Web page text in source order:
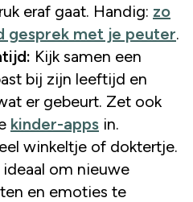
eraf gaat. Handig: zo
gesprek met je peuter.
Kijk samen een
bij zijn leeftijd en
er gebeurt. Zet ook
kinder-apps in.
winkeltje of doktertje.
ideaal om nieuwe
en emoties te